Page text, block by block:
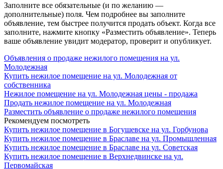
Заполните все обязательные (и по желанию —
дополнительные) поля. Чем подробнее вы заполните
объявление, тем быстрее получится продать объект. Когда все
заполните, нажмите кнопку «Разместить объявление». Теперь
ваше объявление увидит модератор, проверит и опубликует.
Объявления о продаже нежилого помещения на ул.
Молодежная
Купить нежилое помещение на ул. Молодежная от
собственника
Нежилое помещение на ул. Молодежная цены - продажа
Продать нежилое помещение на ул. Молодежная
Разместить объявление о продаже нежилого помещения
Рекомендуем посмотреть
Купить нежилое помещение в Богушевске на ул. Горбунова
Купить нежилое помещение в Браславе на ул. Промышленная
Купить нежилое помещение в Браславе на ул. Советская
Купить нежилое помещение в Верхнедвинске на ул.
Первомайская